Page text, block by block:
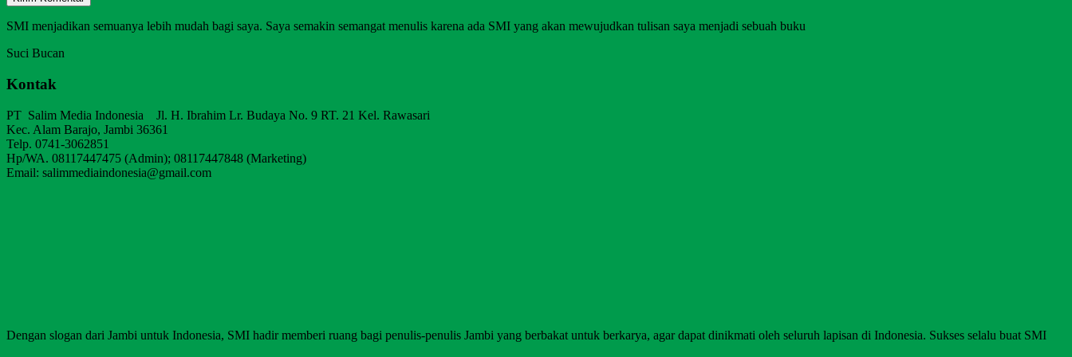
SMI menjadikan semuanya lebih mudah bagi saya. Saya semakin semangat menulis karena ada SMI yang akan mewujudkan tulisan saya menjadi sebuah buku
Suci Bucan
Kontak
PT Salim Media Indonesia Jl. H. Ibrahim Lr. Budaya No. 9 RT. 21 Kel. Rawasari
Kec. Alam Barajo, Jambi 36361
Telp. 0741-3062851
Hp/WA. 08117447475 (Admin); 08117447848 (Marketing)
Email: salimmediaindonesia@gmail.com
Dengan slogan dari Jambi untuk Indonesia, SMI hadir memberi ruang bagi penulis-penulis Jambi yang berbakat untuk berkarya, agar dapat dinikmati oleh seluruh lapisan di Indonesia. Sukses selalu buat SMI